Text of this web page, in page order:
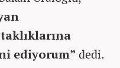
ediyorum” dedi.